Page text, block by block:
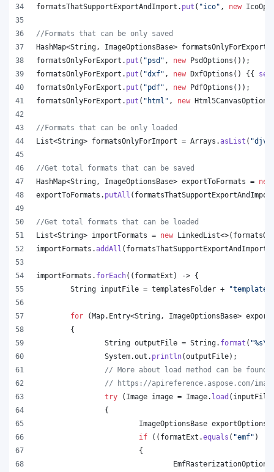
formatsThatSupportExportAndImport . put ( "ico" , new
//Formats that can be only saved
HashMap<String , ImageOptionsBase> formatsOnlyForExport
formatsOnlyForExport . put ( "psd" , new PsdOptions ());
formatsOnlyForExport . put ( "dxf" , new DxfOptions () {{
formatsOnlyForExport . put ( "pdf" , new PdfOptions ());
formatsOnlyForExport . put ( "html" , new Html5CanvasOptions
//Formats that can be only loaded
List<String> formatsOnlyForImport = Arrays .asList (
//Get total formats that can be saved
HashMap<String , ImageOptionsBase> exportToFormats = new
exportToFormats . putAll (
//Get total formats that can be loaded
List<String> importFormats = new LinkedList<>(
importFormats .addAll ( formatsThatSupportExportAndImport
importFormats . forEach(( formatExt ) -> {
String inputFile = templatesFolder +
for (Map. Entry<String , ImageOptionsBase>
	{
String outputFile = String. format ( "%s\\
System.out . println(outputFile);
// More about load method can be found
// https://apireference.aspose.com/
try ( Image image = Image. load ( inputFile
		{
ImageOptionsBase exportOptions
if (( formatExt .equals ( "emf" )
			{
EmfRasterizationOptions